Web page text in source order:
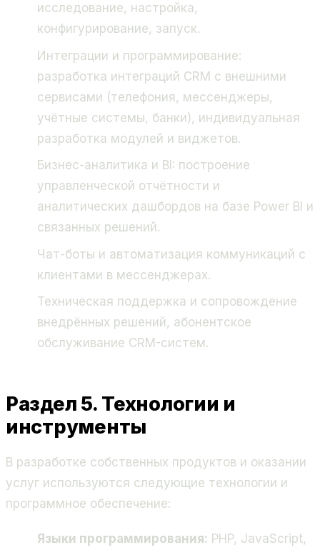
исследование, настройка,
конфигурирование, запуск.
Интеграции и программирование:
разработка интеграций CRM с внешними
сервисами (телефония, мессенджеры,
учётные системы, банки), индивидуальная
разработка модулей и виджетов.
Бизнес-аналитика и BI: построение
управленческой отчётности и
аналитических дашбордов на базе Power BI и
связанных решений.
Чат-боты и автоматизация коммуникаций с
клиентами в мессенджерах.
Техническая поддержка и сопровождение
внедрённых решений, абонентское
обслуживание CRM-систем.
Раздел 5. Технологии и
инструменты
В разработке собственных продуктов и оказании
услуг используются следующие технологии и
программное обеспечение:
Языки программирования: PHP, JavaScript,